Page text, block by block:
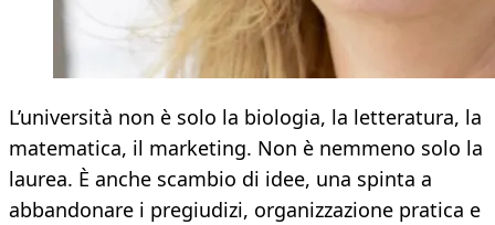
L’università non è solo la biologia, la letteratura, la
matematica, il marketing. Non è nemmeno solo la
laurea. È anche scambio di idee, una spinta a
abbandonare i pregiudizi, organizzazione pratica e